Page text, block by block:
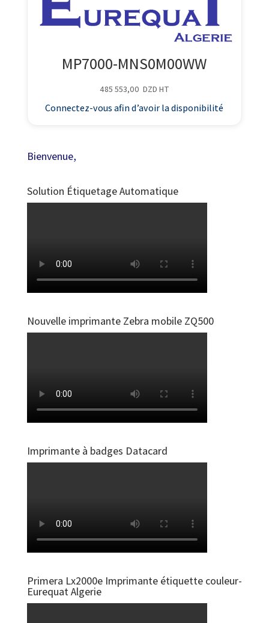
MP7000-MNS0M00WW
485 553,00 DZD HT
Connectez-vous afin d’avoir la disponibilité
Bienvenue,
Solution Étiquetage Automatique
Nouvelle imprimante Zebra mobile ZQ500
Imprimante à badges Datacard
Primera Lx2000e Imprimante étiquette couleur-
Eurequat Algerie